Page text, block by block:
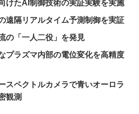
けたAI制御技術の実証実験を実施
遠隔リアルタイム予測制御を実証
の「一人二役」を発見
プラズマ内部の電位変化を高精度
スペクトルカメラで青いオーロラ
観測